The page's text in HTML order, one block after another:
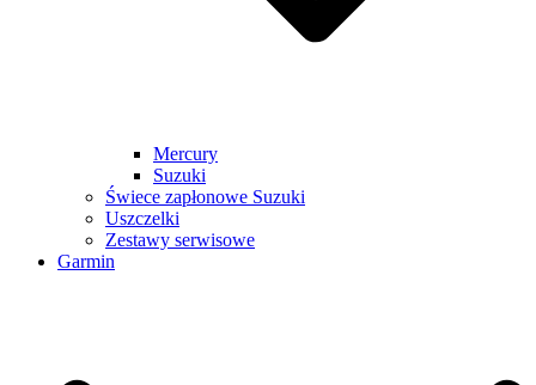
Mercury
Suzuki
Świece zapłonowe Suzuki
Uszczelki
Zestawy serwisowe
Garmin